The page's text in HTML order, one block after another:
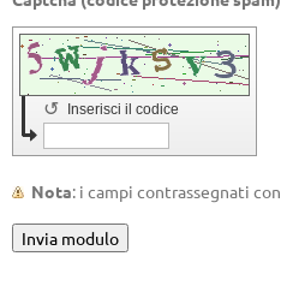
Inserisci il codice
↺
Nota : i campi contrassegnati con